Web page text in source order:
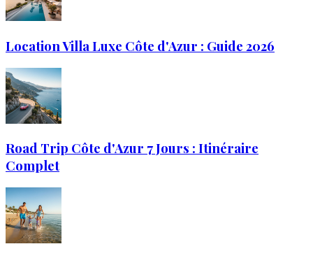
Location Villa Luxe Côte d'Azur : Guide 2026
Road Trip Côte d'Azur 7 Jours : Itinéraire
Complet